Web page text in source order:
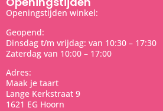
Openingstijden winkel:
Geopend:
Dinsdag t/m vrijdag: van 10:30 – 17:30
Zaterdag van 10:00 – 17:00
Adres:
Maak je taart
Lange Kerkstraat 9
1621 EG Hoorn